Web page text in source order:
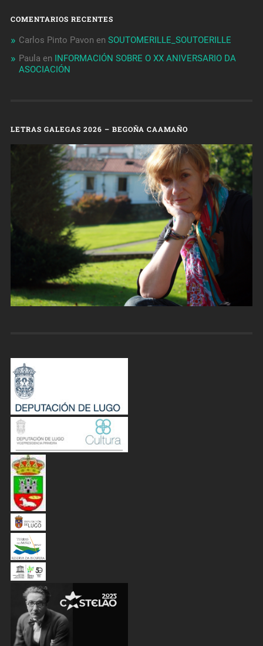
COMENTARIOS RECENTES
Carlos Pinto Pavon en SOUTOMERILLE_SOUTOERILLE
Paula en INFORMACIÓN SOBRE O XX ANIVERSARIO DA
ASOCIACIÓN
LETRAS GALEGAS 2026 – BEGOÑA CAAMAÑO